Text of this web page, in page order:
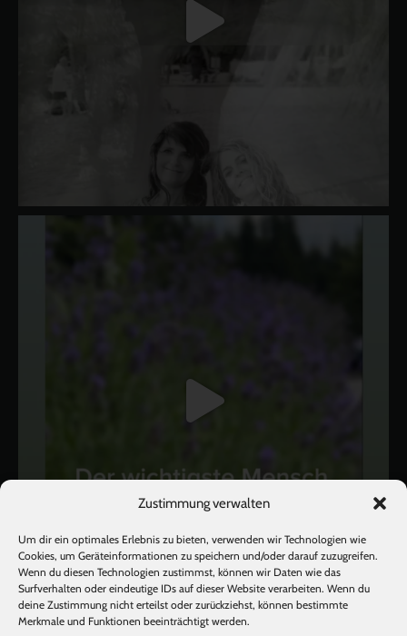
Zustimmung verwalten
Um dir ein optimales Erlebnis zu bieten, verwenden wir Technologien wie
Cookies, um Geräteinformationen zu speichern und/oder darauf zuzugreifen.
Wenn du diesen Technologien zustimmst, können wir Daten wie das
Surfverhalten oder eindeutige IDs auf dieser Website verarbeiten. Wenn du
deine Zustimmung nicht erteilst oder zurückziehst, können bestimmte
Merkmale und Funktionen beeinträchtigt werden.
Mehr laden Auf Instagram folgen